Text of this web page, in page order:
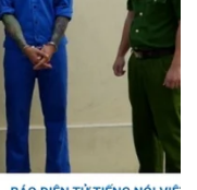
nghệ
điệu